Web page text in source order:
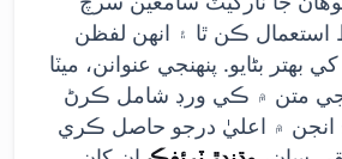
استعمال ڪن ٿا ۽ انهن لفظن
بهتر بڻايو. پنهنجي عنوانن، ميٽا
جي متن ۾ ڪي ورڊ شامل ڪرڻ
انجن ۾ اعليٰ درجو حاصل ڪري